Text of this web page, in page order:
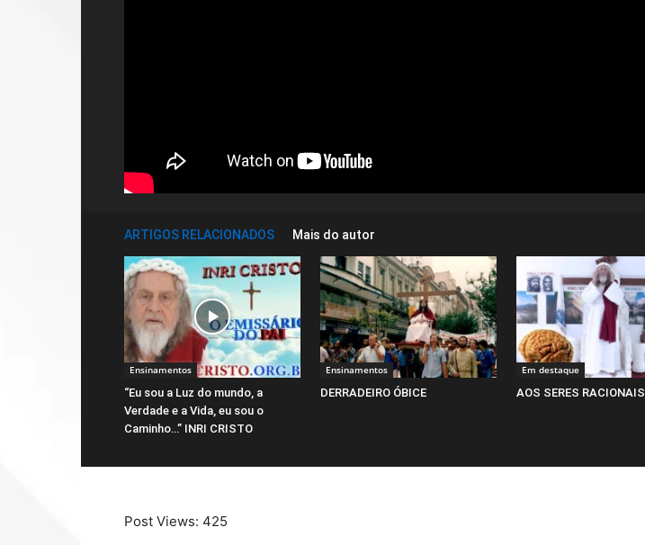
ARTIGOS RELACIONADOS Mais do autor
Ensinamentos
“Eu sou a Luz do mundo, a
Verdade e a Vida, eu sou o
Caminho…” INRI CRISTO
Ensinamentos
DERRADEIRO ÓBICE
Em destaque
AOS SERES RACIONAIS
Post Views: 425